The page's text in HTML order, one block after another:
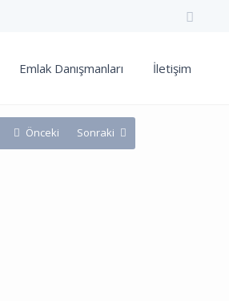
Emlak Danışmanları İletişim
Önceki Sonraki